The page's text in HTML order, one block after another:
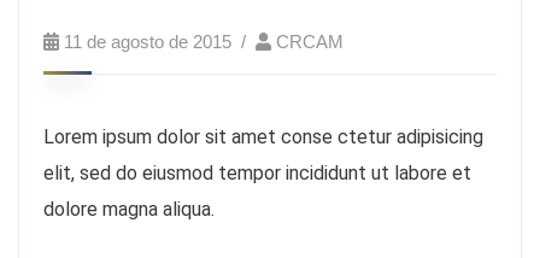
11 de agosto de 2015 CRCAM
Lorem ipsum dolor sit amet conse ctetur adipisicing
elit, sed do eiusmod tempor incididunt ut labore et
dolore magna aliqua.